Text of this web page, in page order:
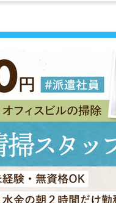
問い合わせは 「掲
進む」のボタンを
このほかにも「シ
業なし,週1日から
る,高収入・高時給,
以内」などの条件